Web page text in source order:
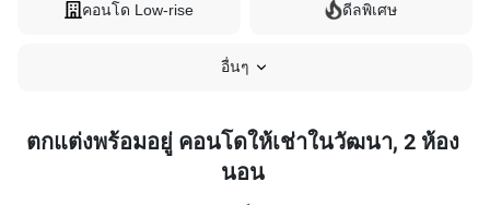
คอนโด Low-rise ดีลพิเศษ
อื่นๆ
ตกแต่งพร้อมอยู่ คอนโดให้เช่าในวัฒนา, 2 ห้อง
นอน